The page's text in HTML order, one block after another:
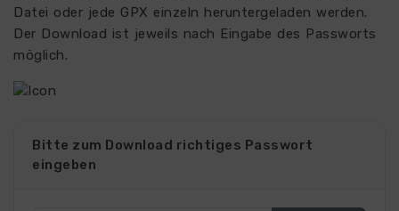
Datei oder jede GPX einzeln heruntergeladen werden.
Der Download ist jeweils nach Eingabe des Passworts
möglich.
Bitte zum Download richtiges Passwort
eingeben